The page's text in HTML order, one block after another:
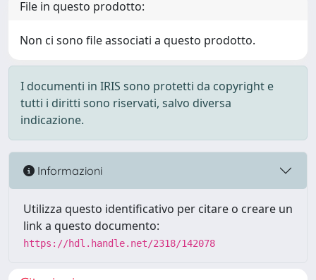
File in questo prodotto:
Non ci sono file associati a questo prodotto.
I documenti in IRIS sono protetti da copyright e
tutti i diritti sono riservati, salvo diversa
indicazione.
Informazioni
Utilizza questo identificativo per citare o creare un
link a questo documento:
https://hdl.handle.net/2318/142078